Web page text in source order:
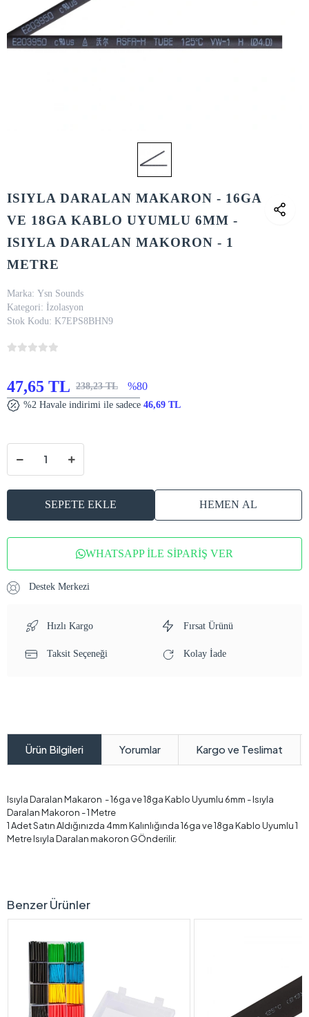
ISIYLA DARALAN MAKARON - 16GA
VE 18GA KABLO UYUMLU 6MM -
ISIYLA DARALAN MAKORON - 1
METRE
Marka: Ysn Sounds
Kategori: İzolasyon
Stok Kodu: K7EPS8BHN9
47,65 TL 238,23 TL %80
%2 Havale indirimi ile sadece 46,69 TL
SEPETE EKLE HEMEN AL
WHATSAPP İLE SİPARİŞ VER
Destek Merkezi
Hızlı Kargo Fırsat Ürünü
Taksit Seçeneği Kolay İade
Ürün Bilgileri Yorumlar Kargo ve Teslimat
Isıyla Daralan Makaron - 16ga ve 18ga Kablo Uyumlu 6mm - Isıyla
Daralan Makoron - 1 Metre
1 Adet Satın Aldığınızda 4mm Kalınlığında 16ga ve 18ga Kablo Uyumlu 1
Metre Isıyla Daralan makoron GÖnderilir.
Benzer Ürünler